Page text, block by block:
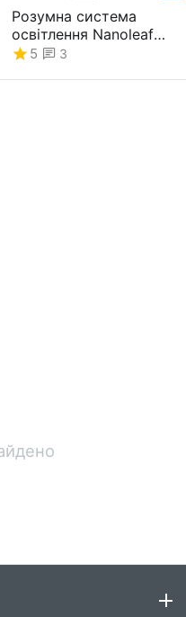
Розумна система
освітлення Nanoleaf
Shapes – Hexagon
5 3